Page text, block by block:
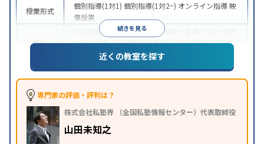
続きを見る
授業形式
個別指導(1対1) 個別指導(1対2~) オンライン指導映
像授業
目的
中学受験 高校受験大学受験
授業・定期テスト対策
内申点対策学習習慣の定着総合型選抜(旧AO)対策
推薦入試対策 学校別特化対策
特徴
中高一貫校生に対応授業の振替可能不登校生に対
応学習にPC・タブレットを利用オンライン対応1
科目から受講可能
※2023年3月調査。
近くの教室を探す
専門家の評価・評判は？
株式会社私塾界 （全国私塾情報センター）代表取締役
山田未知之